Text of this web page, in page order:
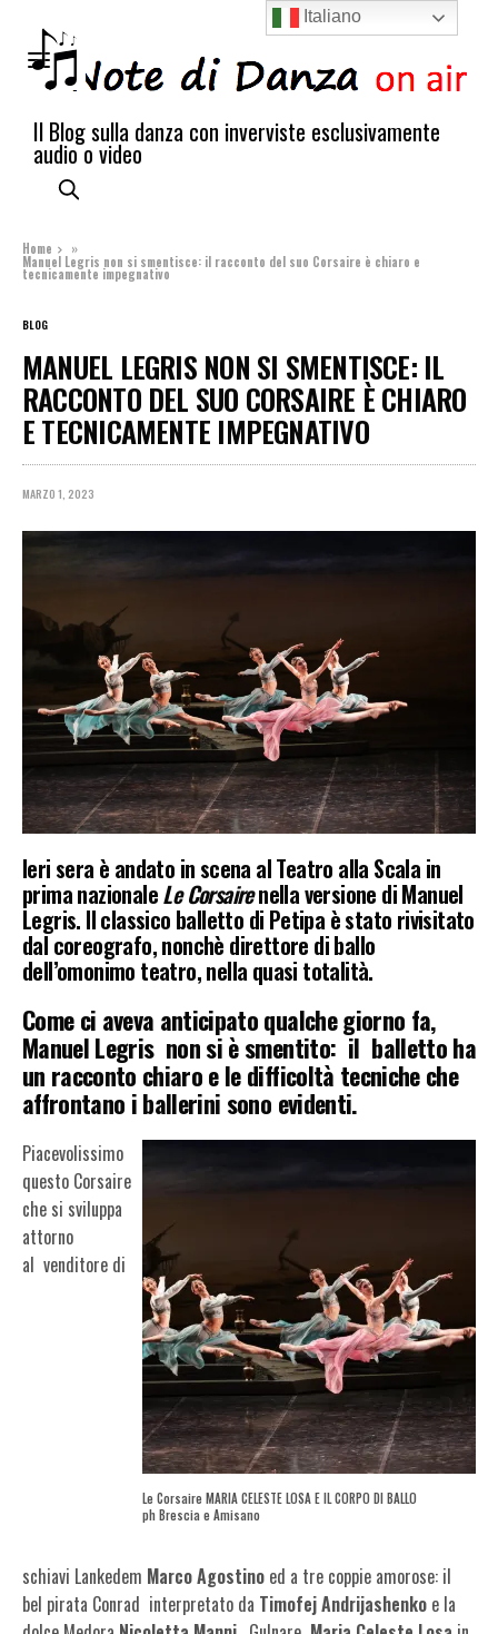
Il Blog sulla danza con inverviste esclusivamente
audio o video
Home »
Manuel Legris non si smentisce: il racconto del suo Corsaire è chiaro e
tecnicamente impegnativo
BLOG
MANUEL LEGRIS NON SI SMENTISCE: IL
RACCONTO DEL SUO CORSAIRE È CHIARO
E TECNICAMENTE IMPEGNATIVO
MARZO 1, 2023
Ieri sera è andato in scena al Teatro alla Scala in
prima nazionaleLe Corsairenella versione di Manuel
Legris. Il classico balletto di Petipa è stato rivisitato
dal coreografo, nonchè direttore di ballo
dell’omonimo teatro, nella quasi totalità.
Come ci aveva anticipato qualche giorno fa,
Manuel Legris non si è smentito: il balletto ha
un racconto chiaro e le difficoltà tecniche che
affrontano i ballerini sono evidenti.
Le Corsaire MARIA CELESTE LOSA E IL CORPO DI BALLO
ph Brescia e Amisano
Piacevolissimo
questo Corsaire
che si sviluppa
attorno
al venditore di
schiavi Lankedem Marco Agostino ed a tre coppie amorose: il
bel pirata Conrad interpretato da Timofej Andrijashenko e la
Italiano